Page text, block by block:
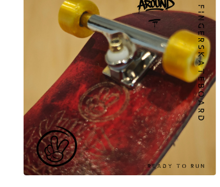
skrivebord, din fingerboardpark, eller du bruger den til en
konkurrence. Det naturlige, minimalistiske udtryk passer ind i
enhver stil, hvad enten du er til det urbane eller det enkle og stilrene
Håndlavet kvalitet – Skabt i Danmark
Vores ramper er lavet i hånden i Danmark. der forstår vigtigheden af
kvalitet. De er testet for præcision og holdbarhed. Ramperne er
bygget til at holde – uanset hvor meget du skater på dem, vil de
kunne modstå slitage og stadig præstere på højeste niveau. Jo mere
du bruge dine ramper jo fede “look” får de. Den solide
cementkonstruktion giver ramperne en robusthed, der sikrer stabilitet
under tricks og sessioner. Selv på glatte overflader. Du kan stole på,
at din ramp bliver, hvor du sætter den, hvilket giver dig mulighed for
at fokusere på dine tricks og forbedre din teknik.
Skabt til alle niveauer